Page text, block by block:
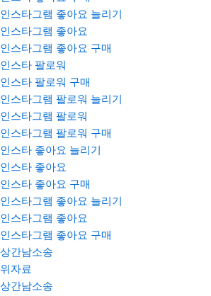
인스타그램 좋아요 늘리기
인스타그램 좋아요
인스타그램 좋아요 구매
인스타 팔로워
인스타 팔로워 구매
인스타그램 팔로워 늘리기
인스타그램 팔로워
인스타그램 팔로워 구매
인스타 좋아요 늘리기
인스타 좋아요
인스타 좋아요 구매
인스타그램 좋아요 늘리기
인스타그램 좋아요
인스타그램 좋아요 구매
상간남소송
위자료
상간남소송